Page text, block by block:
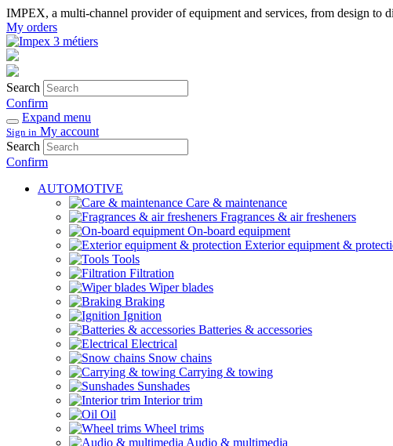
IMPEX, a multi-channel provider of equipment and services, from design to
My orders
Search
Confirm
Expand menu
Sign in My account
Search
Confirm
AUTOMOTIVE
Care & maintenance
Fragrances & air fresheners
On-board equipment
Exterior equipment &
Tools
Filtration
Wiper blades
Braking
Ignition
Batteries & accessories
Electrical
Snow chains
Carrying & towing
Sunshades
Interior trim
Oil
Wheel trims
Audio & multimedia